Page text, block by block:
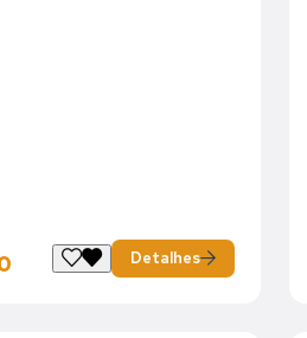
Detalhes